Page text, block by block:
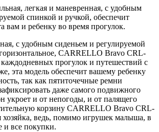
легкая и маневренная, с удобным
спинкой и ручкой, обеспечит
вам и ребенку во время прогулок.
с удобным сиденьем и регулируемой
CARRELLO Bravo CRL-
прогулок и путешествий с
эта модель обеспечит вашему ребенку
так как пятиточечные ремни
даже самого подвижного
и от непогоды, и от палящего
корзину CARRELLO Bravo CRL-
хозяйка, ведь, помимо игрушек малыша, в
и все покупки.